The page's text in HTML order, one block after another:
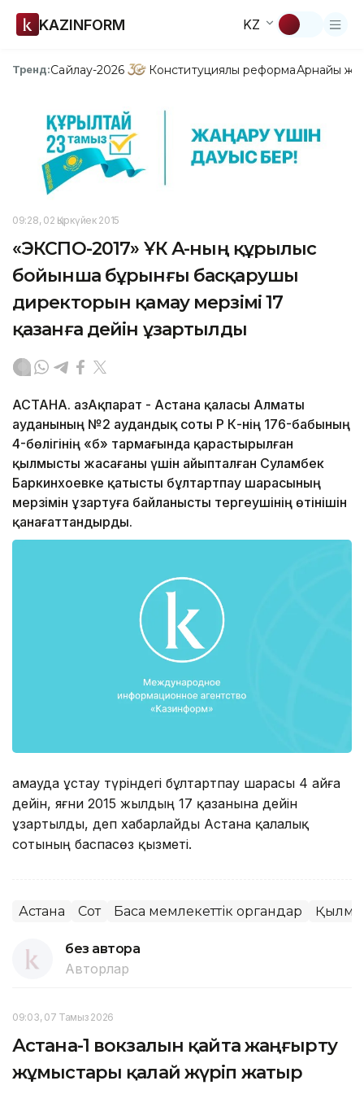
KAZINFORM KZ
Тренд:Сайлау-2026 Конституциялық реформаАрнайы
09:28, 02 Қыркүйек 2015
«ЭКСПО-2017» ҰК АҚ-ның құрылыс
бойынша бұрынғы басқарушы
директорын қамау мерзімі 17
қазанға дейін ұзартылды
АСТАНА. ҚазАқпарат - Астана қаласы Алматы
ауданының №2 аудандық соты ҚР ҚК-нің 176-бабының
4-бөлігінің «б» тармағында қарастырылған
қылмысты жасағаны үшін айыпталған Суламбек
Баркинхоевке қатысты бұлтартпау шарасының
мерзімін ұзартуға байланысты тергеушінің өтінішін
қанағаттандырды.
Қамауда ұстау түріндегі бұлтартпау шарасы 4 айға
дейін, яғни 2015 жылдың 17 қазанына дейін
ұзартылды, деп хабарлайды Астана қалалық
сотының баспасөз қызметі.
Астана Сот Басқа мемлекеттік органдар
без автора
Авторлар
09:03, 07 Тамыз 2026
Астана-1 вокзалын қайта жаңғырту
жұмыстары қалай жүріп жатыр